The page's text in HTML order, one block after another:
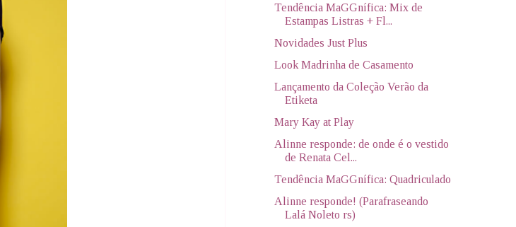
Tendência MaGGnífica: Mix de
Estampas Listras + Fl...
Novidades Just Plus
Look Madrinha de Casamento
Lançamento da Coleção Verão da
Etiketa
Mary Kay at Play
Alinne responde: de onde é o vestido
de Renata Cel...
Tendência MaGGnífica: Quadriculado
Alinne responde! (Parafraseando
Lalá Noleto rs)